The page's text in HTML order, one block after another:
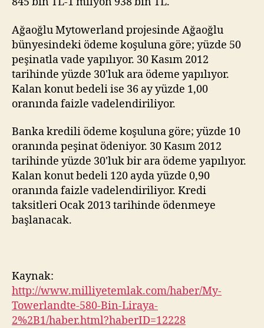
Ağaoğlu Mytowerland projesinde Ağaoğlu
bünyesindeki ödeme koşuluna göre; yüzde 50
peşinatla vade yapılıyor. 30 Kasım 2012
tarihinde yüzde 30'luk ara ödeme yapılıyor.
Kalan konut bedeli ise 36 ay yüzde 1,00
oranında faizle vadelendiriliyor.
Banka kredili ödeme koşuluna göre; yüzde 10
oranında peşinat ödeniyor. 30 Kasım 2012
tarihinde yüzde 30'luk bir ara ödeme yapılıyor.
Kalan konut bedeli 120 ayda yüzde 0,90
oranında faizle vadelendiriliyor. Kredi
taksitleri Ocak 2013 tarihinde ödenmeye
başlanacak.
Kaynak:
http://www.milliyetemlak.com/haber/My-
Towerlandte-580-Bin-Liraya-
2%2B1/haber.html?haberID=12228